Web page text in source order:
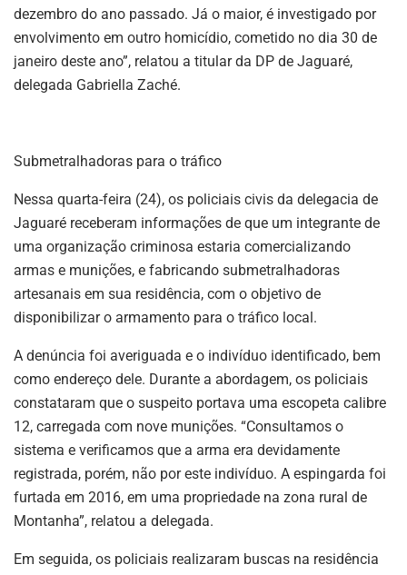
dezembro do ano passado. Já o maior, é investigado por
envolvimento em outro homicídio, cometido no dia 30 de
janeiro deste ano”, relatou a titular da DP de Jaguaré,
delegada Gabriella Zaché.
Submetralhadoras para o tráfico
Nessa quarta-feira (24), os policiais civis da delegacia de
Jaguaré receberam informações de que um integrante de
uma organização criminosa estaria comercializando
armas e munições, e fabricando submetralhadoras
artesanais em sua residência, com o objetivo de
disponibilizar o armamento para o tráfico local.
A denúncia foi averiguada e o indivíduo identificado, bem
como endereço dele. Durante a abordagem, os policiais
constataram que o suspeito portava uma escopeta calibre
12, carregada com nove munições. “Consultamos o
sistema e verificamos que a arma era devidamente
registrada, porém, não por este indivíduo. A espingarda foi
furtada em 2016, em uma propriedade na zona rural de
Montanha”, relatou a delegada.
Em seguida, os policiais realizaram buscas na residência